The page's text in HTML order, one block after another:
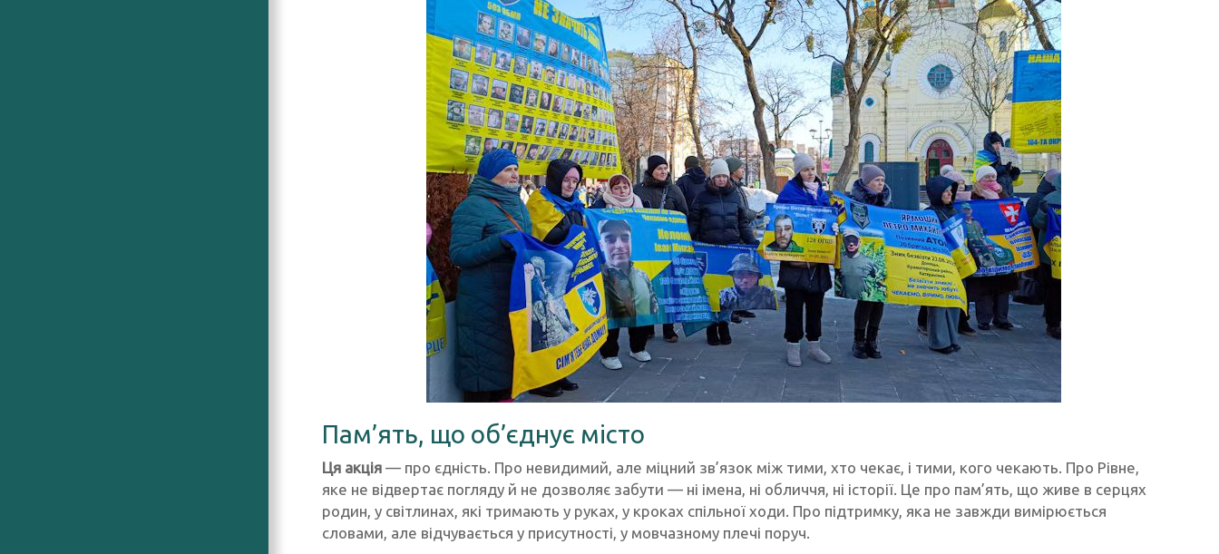
Пам’ять, що об’єднує місто
Ця акція— про єдність. Про невидимий, але міцний зв’язок між тими, хто чекає, і тими, кого чекають. Про Рівне,
яке не відвертає погляду й не дозволяє забути — ні імена, ні обличчя, ні історії. Це про пам’ять, що живе в серцях
родин, у світлинах, які тримають у руках, у кроках спільної ходи. Про підтримку, яка не завжди вимірюється
словами, але відчувається у присутності, у мовчазному плечі поруч.